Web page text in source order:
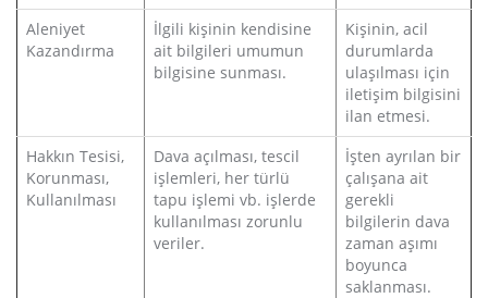
Aleniyet
Kazandırma
İlgili kişinin kendisine
ait bilgileri umumun
bilgisine sunması.
Kişinin, acil
durumlarda
ulaşılması için
iletişim bilgisini
ilan etmesi.
Hakkın Tesisi,
Korunması,
Kullanılması
Dava açılması, tescil
işlemleri, her türlü
tapu işlemi vb. işlerde
kullanılması zorunlu
veriler.
İşten ayrılan bir
çalışana ait
gerekli
bilgilerin dava
zaman aşımı
boyunca
saklanması.